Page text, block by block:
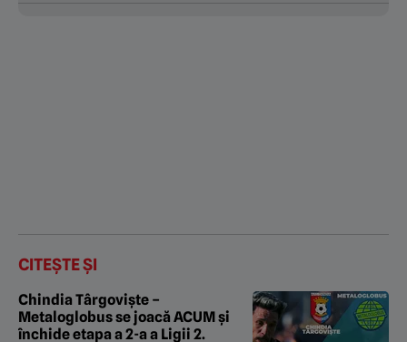
CITEȘTE ȘI
Chindia Târgoviște –
Metaloglobus se joacă ACUM și
închide etapa a 2-a a Ligii 2.